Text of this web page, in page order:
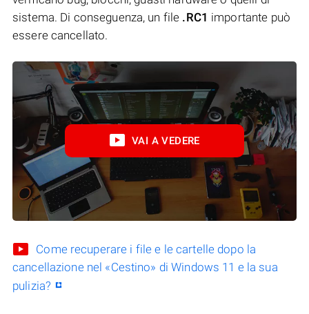
sistema. Di conseguenza, un file .RC1 importante può
essere cancellato.
VAI A VEDERE
Come recuperare i file e le cartelle dopo la
cancellazione nel «Cestino» di Windows 11 e la sua
pulizia?